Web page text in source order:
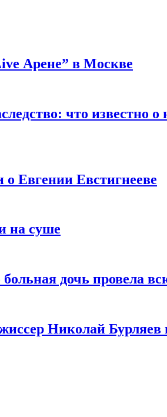
Арене” в Москве
что известно
Евгении Евстигнееве
на суше
дочь провела
Николай Бурляев